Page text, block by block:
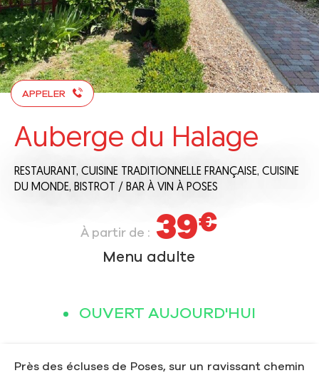
APPELER
Auberge du Halage
RESTAURANT, CUISINE TRADITIONNELLE FRANÇAISE, CUISINE
DU MONDE, BISTROT / BAR À VIN À POSES
À partir de : 39€
Menu adulte
OUVERT AUJOURD'HUI
Près des écluses de Poses, sur un ravissant chemin